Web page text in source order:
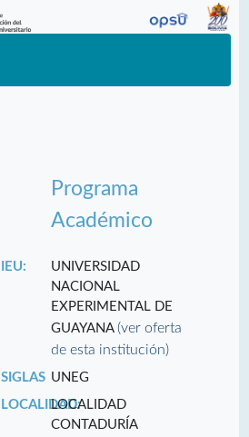
Programa
Académico
IEU:
UNIVERSIDAD
NACIONAL
EXPERIMENTAL DE
GUAYANA(ver oferta
de esta institución)
SIGLAS UNEG
LOCALIDAD:LOCALIDAD
CONTADURÍA